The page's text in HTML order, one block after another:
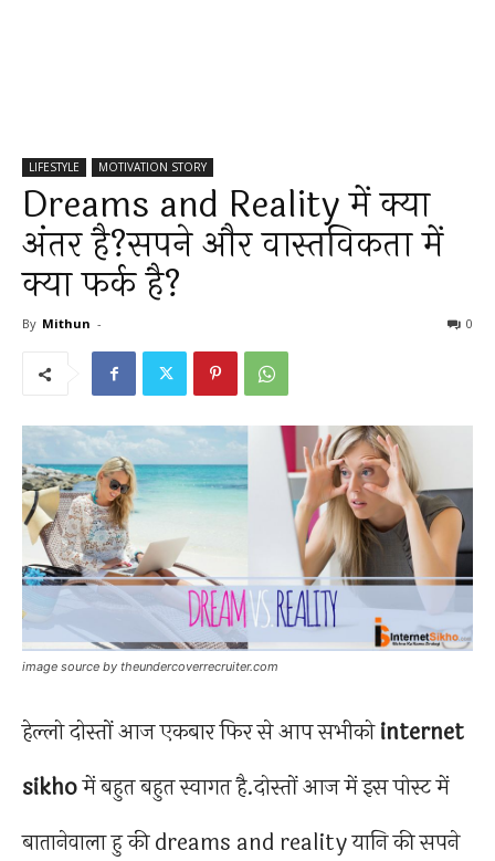
LIFESTYLE MOTIVATION STORY
Dreams and Reality में क्या
अंतर है?सपने और वास्तविकता में
क्या फर्क है?
By Mithun - 0
image source by theundercoverrecruiter.com
हेल्लो दोस्तों आज एकबार फिर से आप सभीकोinternet
sikhoमें बहुत बहुत स्वागत है.दोस्तों आज में इस पोस्ट में
बातानेवाला हु की dreams and reality यानि की सपने